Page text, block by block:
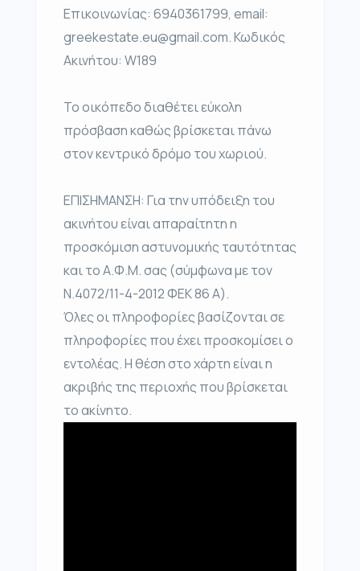
Επικοινωνίας: 6940361799, email:
greekestate.eu@gmail.com. Κωδικός
Ακινήτου: W189
Το οικόπεδο διαθέτει εύκολη
πρόσβαση καθώς βρίσκεται πάνω
στον κεντρικό δρόμο του χωριού.
ΕΠΙΣΗΜΑΝΣΗ: Για την υπόδειξη του
ακινήτου είναι απαραίτητη η
προσκόμιση αστυνομικής ταυτότητας
και το Α.Φ.Μ. σας (σύμφωνα με τον
Ν.4072/11-4-2012 ΦΕΚ 86 Α).
Όλες οι πληροφορίες βασίζονται σε
πληροφορίες που έχει προσκομίσει ο
εντολέας. Η θέση στο χάρτη είναι η
ακριβής της περιοχής που βρίσκεται
το ακίνητο.